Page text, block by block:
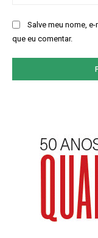
Salve meu nome,
que eu comentar.